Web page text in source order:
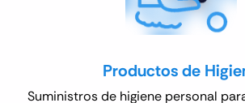
Productos de
Suministros de higiene personal